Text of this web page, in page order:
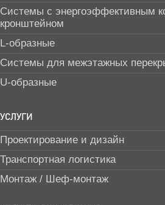
Системы с энергоэффективным
кронштейном
L-образные
Системы для межэтажных
U-образные
УСЛУГИ
Проектирование и дизайн
Транспортная логистика
Монтаж / Шеф-монтаж